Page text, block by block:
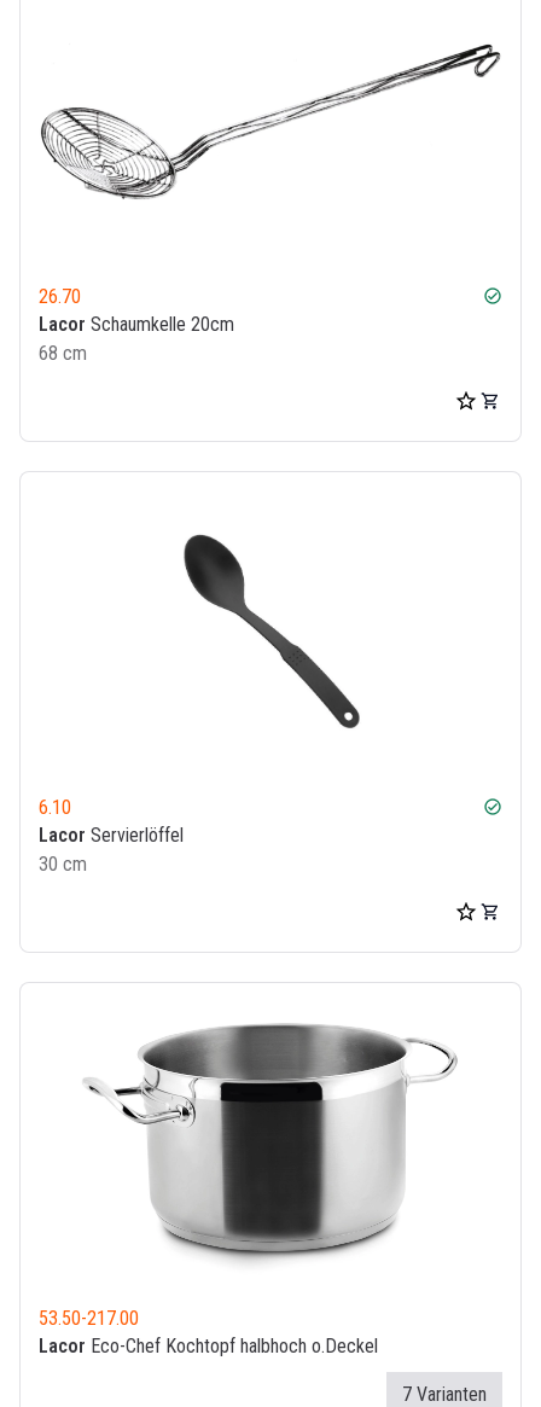
26.70 check_circle
Lacor Schaumkelle 20cm
68 cm
6.10 check_circle
Lacor Servierlöffel
30 cm
53.50-217.00
Lacor Eco-Chef Kochtopf halbhoch o.Deckel
7 Varianten